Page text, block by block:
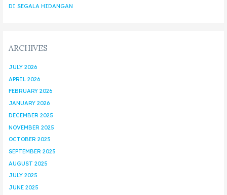
DI SEGALA HIDANGAN
ARCHIVES
JULY 2026
APRIL 2026
FEBRUARY 2026
JANUARY 2026
DECEMBER 2025
NOVEMBER 2025
OCTOBER 2025
SEPTEMBER 2025
AUGUST 2025
JULY 2025
JUNE 2025